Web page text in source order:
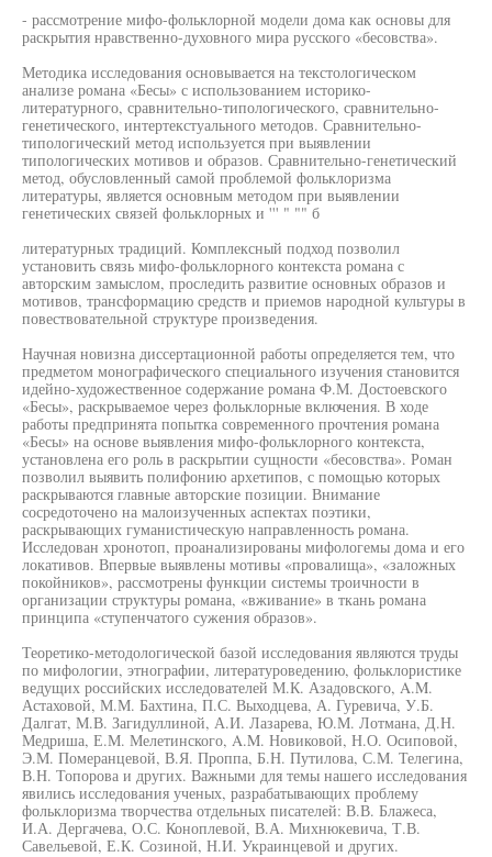
- рассмотрение мифо-фольклорной модели дома как основы для
раскрытия нравственно-духовного мира русского «бесовства».
Методика исследования основывается на текстологическом
анализе романа «Бесы» с использованием историко-
литературного, сравнительно-типологического, сравнительно-
генетического, интертекстуального методов. Сравнительно-
типологический метод используется при выявлении
типологических мотивов и образов. Сравнительно-генетический
метод, обусловленный самой проблемой фольклоризма
литературы, является основным методом при выявлении
генетических связей фольклорных и ''' " "" б
литературных традиций. Комплексный подход позволил
установить связь мифо-фольклорного контекста романа с
авторским замыслом, проследить развитие основных образов и
мотивов, трансформацию средств и приемов народной культуры в
повествовательной структуре произведения.
Научная новизна диссертационной работы определяется тем, что
предметом монографического специального изучения становится
идейно-художественное содержание романа Ф.М. Достоевского
«Бесы», раскрываемое через фольклорные включения. В ходе
работы предпринята попытка современного прочтения романа
«Бесы» на основе выявления мифо-фольклорного контекста,
установлена его роль в раскрытии сущности «бесовства». Роман
позволил выявить полифонию архетипов, с помощью которых
раскрываются главные авторские позиции. Внимание
сосредоточено на малоизученных аспектах поэтики,
раскрывающих гуманистическую направленность романа.
Исследован хронотоп, проанализированы мифологемы дома и его
локативов. Впервые выявлены мотивы «провалища», «заложных
покойников», рассмотрены функции системы троичности в
организации структуры романа, «вживание» в ткань романа
принципа «ступенчатого сужения образов».
Теоретико-методологической базой исследования являются труды
по мифологии, этнографии, литературоведению, фольклористике
ведущих российских исследователей М.К. Азадовского, A.M.
Астаховой, М.М. Бахтина, П.С. Выходцева, А. Гуревича, У.Б.
Далгат, М.В. Загидуллиной, А.И. Лазарева, Ю.М. Лотмана, Д.Н.
Медриша, Е.М. Мелетинского, A.M. Новиковой, Н.О. Осиповой,
Э.М. Померанцевой, В.Я. Проппа, Б.Н. Путилова, С.М. Телегина,
В.Н. Топорова и других. Важными для темы нашего исследования
явились исследования ученых, разрабатывающих проблему
фольклоризма творчества отдельных писателей: В.В. Блажеса,
И.А. Дергачева, О.С. Коноплевой, В.А. Михнюкевича, Т.В.
Савельевой, Е.К. Созиной, Н.И. Украинцевой и других.